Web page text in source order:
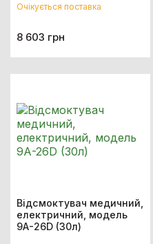
Очікується поставка
8 603 грн
Відсмоктувач медичний,
електричний, модель
9А-26D (30л)